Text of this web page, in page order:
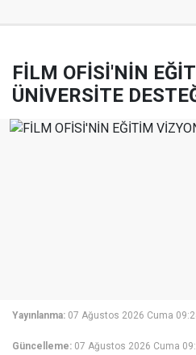
FİLM OFİSİ'NİN
ÜNİVERSİTE
Yayınlanma: 07 Ağustos 2026 Cuma
Güncelleme: 07 Ağustos 2026 Cuma